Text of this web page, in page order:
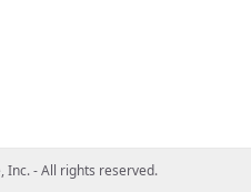
Inc. - All rights reserved.